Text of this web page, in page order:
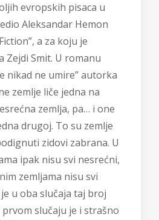
evropskih pisaca u
Aleksandar Hemon
a za koju je
Zejdi Smit. U romanu
nikad ne umire” autorka
zemlje liče jedna na
zemlja, pa… i one
drugoj. To su zemlje
zidovi zabrana. U
ipak nisu svi nesrećni,
zemljama nisu svi
u oba slučaja taj broj
slučaju je i strašno